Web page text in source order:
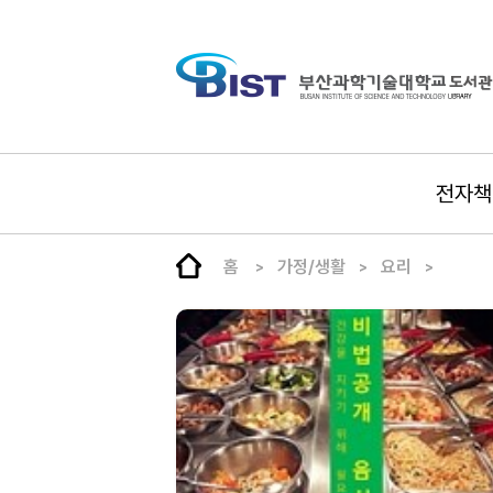
전자책
홈 가정/생활 요리